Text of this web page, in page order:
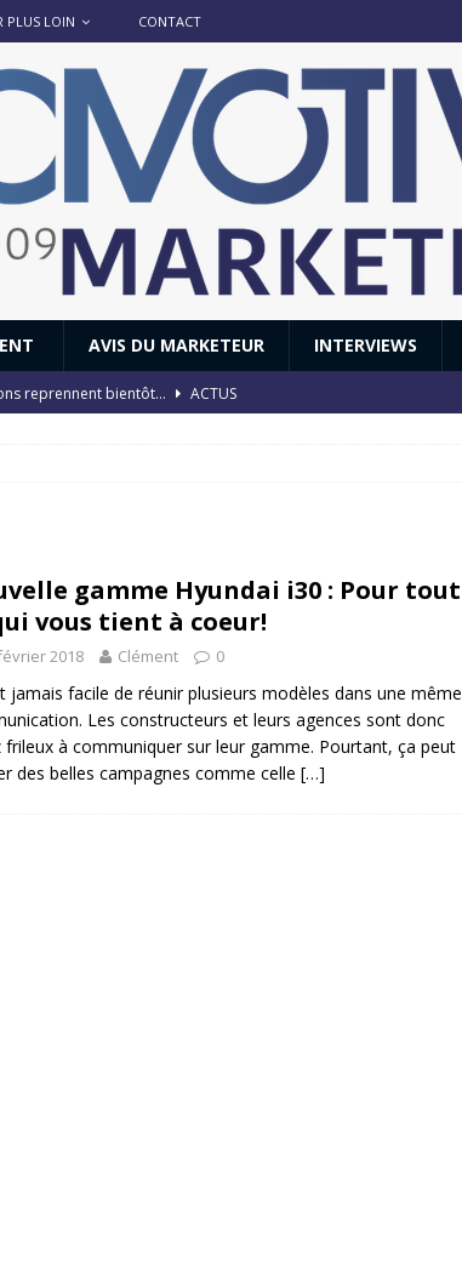
PLUS LOIN CONTACT
AVIS DU MARKETEUR INTERVIEWS
reprennent bientôt…
ACTUS
: Honda dévoile un spot publicitaire… confiné! ACTUS
gamme Hyundai i30 : Pour tout
vous tient à coeur!
2018 Clément 0
jamais facile de réunir plusieurs modèles dans une même
Les constructeurs et leurs agences sont donc
frileux à communiquer sur leur gamme. Pourtant, ça peut
des belles campagnes comme celle […]